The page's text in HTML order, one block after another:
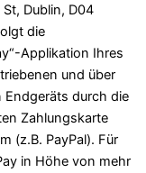
Dublin, D04
die
Applikation Ihres
und über
durch die
Zahlungskarte
(z.B. PayPal). Für
in Höhe von mehr